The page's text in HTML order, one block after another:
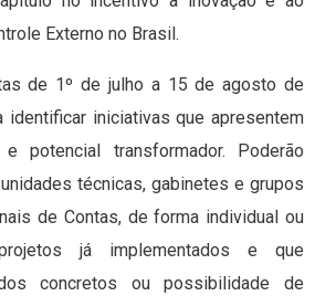
Externo no Brasil.
de 1º de julho a 15 de agosto de
identificar iniciativas que apresentem
potencial transformador. Poderão
técnicas, gabinetes e grupos
de Contas, de forma individual ou
já implementados e que
concretos ou possibilidade de